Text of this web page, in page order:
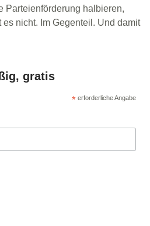
Parteienförderung halbieren,
nicht. Im Gegenteil. Und damit
gratis
* erforderliche Angabe